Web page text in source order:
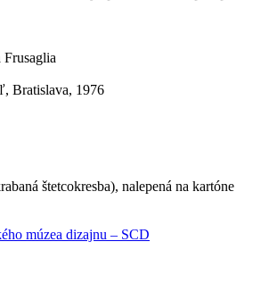
Bratislava, 1976
štetcokresba), nalepená na kartóne
múzea dizajnu – SCD